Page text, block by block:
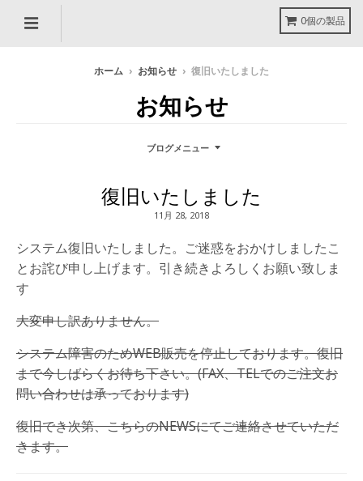
0個の製品
ホーム › お知らせ › 復旧いたしました
お知らせ
ブログメニュー
復旧いたしました
11月 28, 2018
システム復旧いたしました。ご迷惑をおかけしましたこ
とお詫び申し上げます。引き続きよろしくお願い致しま
す
大変申し訳ありません。
システム障害のためWEB販売を停止しております。復旧
まで今しばらくお待ち下さい。(FAX、TELでのご注文お
問い合わせは承っております)
復旧でき次第、こちらのNEWSにてご連絡させていただ
きます。